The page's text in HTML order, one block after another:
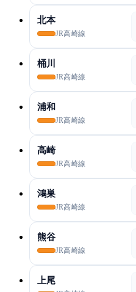
北本
JR高崎線
桶川
JR高崎線
浦和
JR高崎線
高崎
JR高崎線
鴻巣
JR高崎線
熊谷
JR高崎線
上尾